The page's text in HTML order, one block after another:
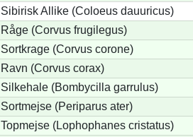
Sibirisk Allike (Coloeus dauuricus)
Råge (Corvus frugilegus)
Sortkrage (Corvus corone)
Ravn (Corvus corax)
Silkehale (Bombycilla garrulus)
Sortmejse (Periparus ater)
Topmejse (Lophophanes cristatus)